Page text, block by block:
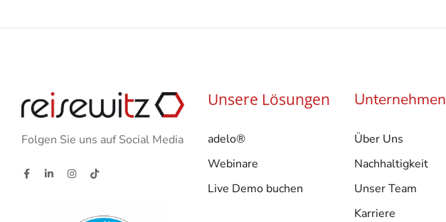
Folgen Sie uns auf Social Media
Unsere Lösungen
adelo®
Webinare
Live Demo buchen
Unternehmen
Über Uns
Nachhaltigkeit
Unser Team
Karriere